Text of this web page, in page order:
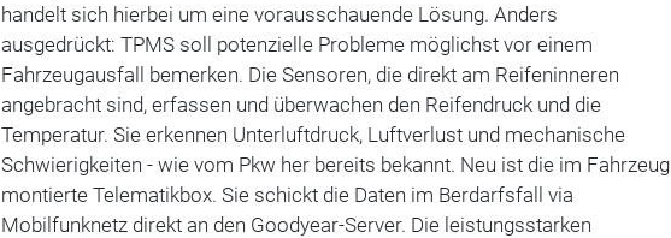
handelt sich hierbei um eine vorausschauende Lösung. Anders
ausgedrückt: TPMS soll potenzielle Probleme möglichst vor einem
Fahrzeugausfall bemerken. Die Sensoren, die direkt am Reifeninneren
angebracht sind, erfassen und überwachen den Reifendruck und die
Temperatur. Sie erkennen Unterluftdruck, Luftverlust und mechanische
Schwierigkeiten - wie vom Pkw her bereits bekannt. Neu ist die im Fahrzeug
montierte Telematikbox. Sie schickt die Daten im Berdarfsfall via
Mobilfunknetz direkt an den Goodyear-Server. Die leistungsstarken